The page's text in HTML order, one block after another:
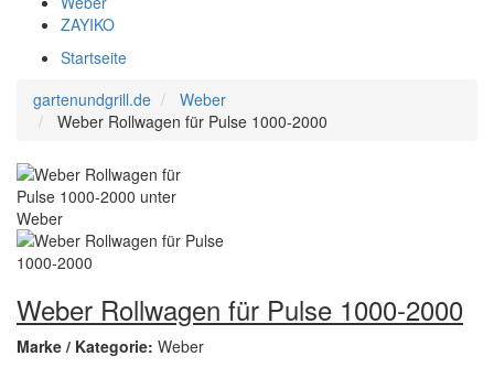
ZAYIKO
Startseite
gartenundgrill.de
Weber
Weber Rollwagen für Pulse 1000-2000
Weber Rollwagen für Pulse 1000-2000
Marke / Kategorie: Weber